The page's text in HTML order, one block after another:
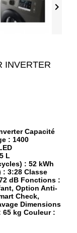

INVERTER
Capacité
: 1400
L
: 52 kWh
: 3:28 Classe
dB Fonctions :
Option Anti-
Check,
Dimensions
65 kg Couleur :